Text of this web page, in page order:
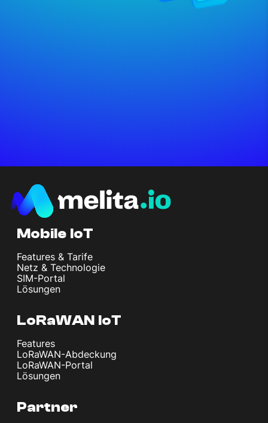
Mobile IoT
Features & Tarife
Netz & Technologie
SIM-Portal
Lösungen
LoRaWAN IoT
Features
LoRaWAN-Abdeckung
LoRaWAN-Portal
Lösungen
Partner